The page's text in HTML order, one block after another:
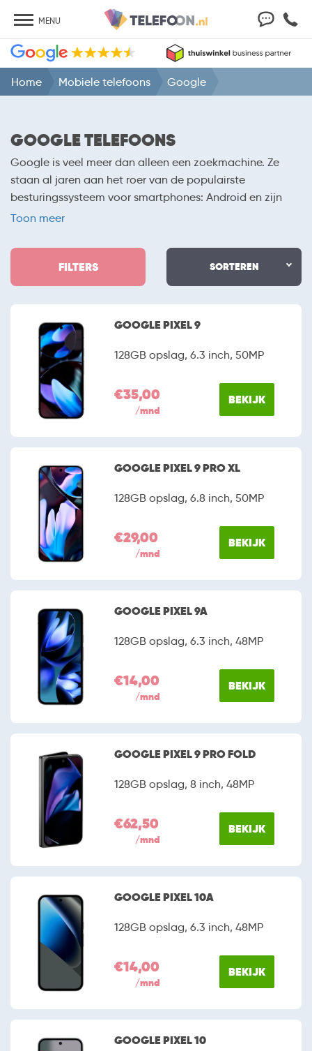
MENU
Home Mobiele telefoons Google
GOOGLE TELEFOONS
Google is veel meer dan alleen een zoekmachine. Ze
staan al jaren aan het roer van de populairste
besturingssysteem voor smartphones: Android en zijn
tegenwoordig ook fabrikant van hun eigen smartphone,
10alweer bij de 10e generatie aangekomen en is de
Amerikaanse fabrikant een ware concurrent van Apple
en Samsung.
Toon meer
SORTEREN
FILTERS
GOOGLE PIXEL 9
128GB opslag, 6.3 inch, 50MP
€35,00
/mnd
BEKIJK
GOOGLE PIXEL 9 PRO XL
128GB opslag, 6.8 inch, 50MP
€29,00
/mnd
BEKIJK
GOOGLE PIXEL 9A
128GB opslag, 6.3 inch, 48MP
€14,00
/mnd
BEKIJK
GOOGLE PIXEL 9 PRO FOLD
128GB opslag, 8 inch, 48MP
€62,50
/mnd
BEKIJK
GOOGLE PIXEL 10A
128GB opslag, 6.3 inch, 48MP
€14,00
/mnd
BEKIJK
GOOGLE PIXEL 10